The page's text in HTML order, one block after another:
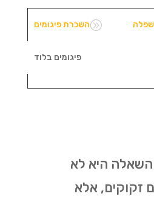
Aהשכרת פיגומים
פיגומים בלוד
היא לא
זקוקים, אלא